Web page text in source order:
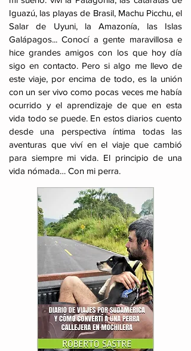
Iguazú, las playas de Brasil, Machu Picchu, el
Salar de Uyuni, la Amazonía, las Islas
Galápagos... Conocí a gente maravillosa e
hice grandes amigos con los que hoy día
sigo en contacto. Pero si algo me llevo de
este viaje, por encima de todo, es la unión
con un ser vivo como pocas veces me había
ocurrido y el aprendizaje de que en esta
vida todo se puede. En estos diarios cuento
desde una perspectiva íntima todas las
aventuras que viví en el viaje que cambió
para siempre mi vida. El principio de una
vida nómada… Con mi perra.